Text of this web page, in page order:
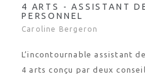
4 ARTS - ASSISTANT
PERSONNEL
Caroline Bergeron
L’incontournable assistant
4 arts conçu par deux